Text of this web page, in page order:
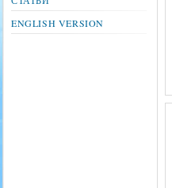
ENGLISH VERSION